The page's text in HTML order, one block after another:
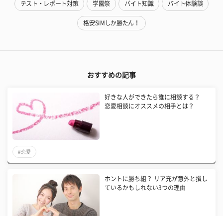
テスト・レポート対策 学園祭 バイト知識 バイト体験談
格安SIMしか勝たん！
おすすめの記事
好きな人ができたら誰に相談する？
恋愛相談にオススメの相手とは？
#恋愛
ホントに勝ち組？ リア充が意外と損し
ているかもしれない3つの理由